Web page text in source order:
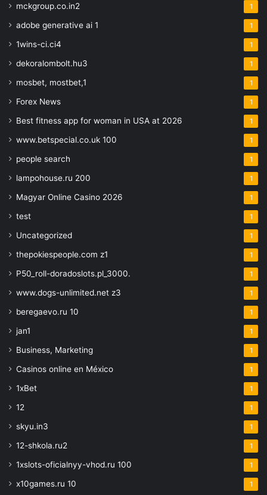
mckgroup.co.in2 1
adobe generative ai 1 1
1wins-ci.ci4 1
dekoralombolt.hu3 1
mosbet, mostbet,1 1
Forex News 1
Best fitness app for woman in USA at 2026 1
www.betspecial.co.uk 100 1
people search 1
lampohouse.ru 200 1
Magyar Online Casino 2026 1
test 1
Uncategorized 1
thepokiespeople.com z1 1
P50_roll-doradoslots.pl_3000. 1
www.dogs-unlimited.net z3 1
beregaevo.ru 10 1
jan1 1
Business, Marketing 1
Casinos online en México 1
1xBet 1
12 1
skyu.in3 1
12-shkola.ru2 1
1xslots-oficialnyy-vhod.ru 100 1
x10games.ru 10 1